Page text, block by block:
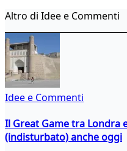
Altro di Idee e Commenti
Idee e Commenti
Il Great Game tra Londra
(indisturbato) anche oggi